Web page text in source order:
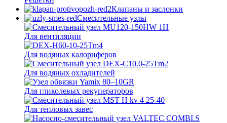
Клапаны и заслонки
Смесительные узлы
Для вентиляции
Для водяных калориферов
Для водяных охладителей
Для гликолевых рекуператоров
Для тепловых завес